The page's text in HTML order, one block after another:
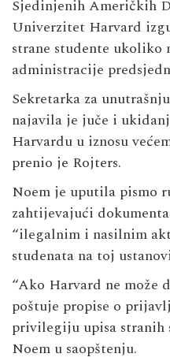
Sjedinjenih Američkih
Univerzitet Harvard
strane studente ukoliko
administracije
Sekretarka za
najavila je juče i
Harvardu u iznosu
prenio je Rojters.
Noem je uputila pismo
zahtijevajući
“ilegalnim i nasilnim
studenata na toj
“Ako Harvard ne može
poštuje propise o
privilegiju upisa stranih
Noem u saopštenju.